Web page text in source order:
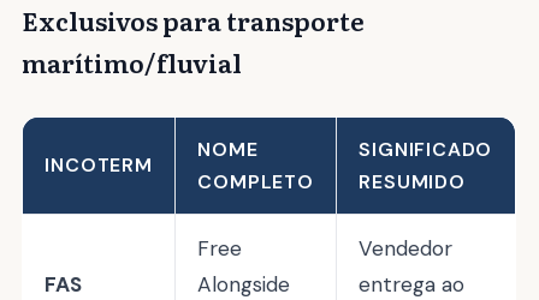
Exclusivos para transporte
marítimo/fluvial
INCOTERM
NOME
COMPLETO
SIGNIFICADO
RESUMIDO
FAS
Free
Alongside
Vendedor
entrega ao